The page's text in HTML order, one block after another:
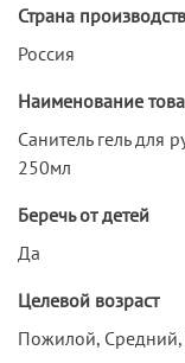
Страна
Россия
Наименование
Санитель гель для
250мл
Беречь от детей
Да
Целевой возраст
Пожилой,